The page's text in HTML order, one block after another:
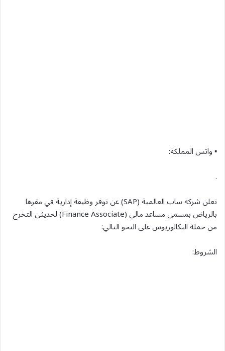
▪︎ واتس المملكة:
.
تعلن شركة ساب العالمية (SAP) عن توفر وظيفة إدارية في مقرها
بالرياض بمسمى مساعد مالي (Finance Associate) لحديثي التخرج
من حملة البكالوريوس على النحو التالي:
الشروط: